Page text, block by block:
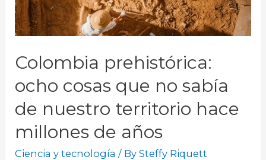
Colombia prehistórica:
ocho cosas que no sabía
de nuestro territorio hace
millones de años
Ciencia y tecnología / BySteffy Riquett